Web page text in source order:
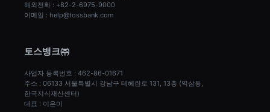
해외전화 : +82-2-6975-9000
이메일 : help@tossbank.com
토스뱅크㈜
사업자 등록번호 : 462-86-01671
주소 : 06133 서울특별시 강남구 테헤란로 131, 13층 (역삼동,
한국지식재산센터)
대표 : 이은미